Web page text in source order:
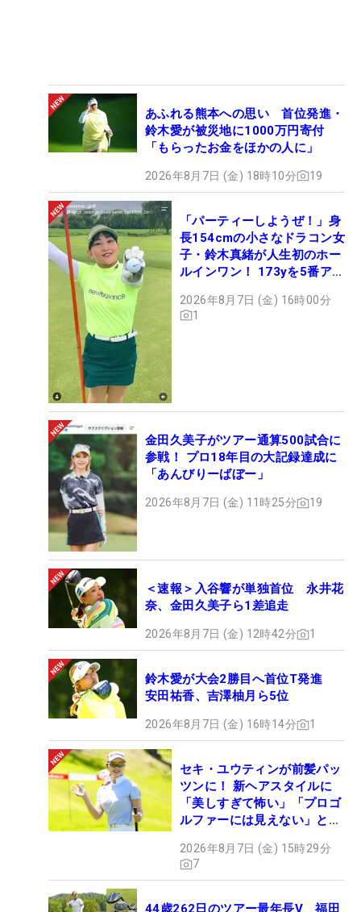
あふれる熊本への思い 首位発進・
鈴木愛が被災地に1000万円寄付
「もらったお金をほかの人に」
2026年8月7日 (金) 18時10分 19
「パーティーしようぜ！」身
長154cmの小さなドラコン女
子・鈴木真緒が人生初のホー
ルインワン！ 173yを5番アイ
2026年8月7日 (金) 16時00分
1
金田久美子がツアー通算500試合に
参戦！ プロ18年目の大記録達成に
「あんびりーばぼー」
2026年8月7日 (金) 11時25分 19
＜速報＞入谷響が単独首位 永井花
奈、金田久美子ら1差追走
2026年8月7日 (金) 12時42分 1
鈴木愛が大会2勝目へ首位T発進
安田祐香、吉澤柚月ら5位
2026年8月7日 (金) 16時14分 1
セキ・ユウティンが前髪パッ
ツンに！ 新ヘアスタイルに
「美しすぎて怖い」「プロゴ
ルファーには見えない」とコ
2026年8月7日 (金) 15時29分
7
44歳262日のツアー最年長V 福田